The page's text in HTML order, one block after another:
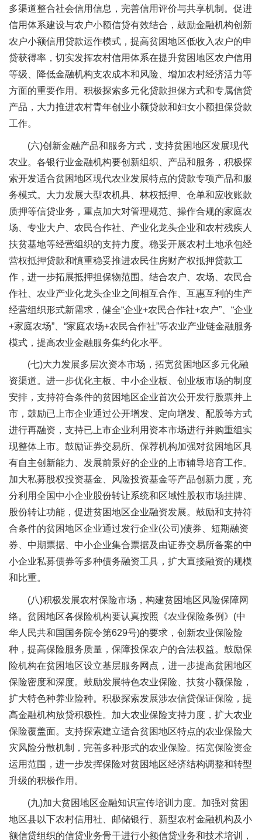
多渠道整合社会信用信息，完善信用评价与共享机制。促进
信用体系建设与农户小额信贷有效结合，鼓励金融机构创新
农户小额信用贷款运作模式，提高贫困地区低收入农户的申
贷获得率，切实发挥农村信用体系在提升贫困地区农户信用
等级、降低金融机构支农成本和风险、增加农村经济活力等
方面的重要作用。积极探索多元化贷款担保方式和专属信贷
产品，大力推进农村青年创业小额贷款和妇女小额担保贷款
工作。
(六)创新金融产品和服务方式，支持贫困地区发展现代
农业。各银行业金融机构要创新组织、产品和服务，积极探
索开发适合贫困地区现代农业发展特点的贷款专项产品和服
务模式。大力发展大型农机具、林权抵押、仓单和应收账款
质押等信贷业务，重点加大对管理规范、操作合规的家庭农
场、专业大户、农民合作社、产业化龙头企业和农村残疾人
扶贫基地等经营组织的支持力度。稳妥开展农村土地承包经
营权抵押贷款和慎重稳妥推进农民住房财产权抵押贷款工
作，进一步拓展抵押担保物范围。结合农户、农场、农民合
作社、农业产业化龙头企业之间相互合作、互惠互利的生产
经营组织形式新需求，健全“企业+农民合作社+农户”、“企业
+家庭农场”、“家庭农场+农民合作社”等农业产业链金融服务
模式，提高农业金融服务集约化水平。
(七)大力发展多层次资本市场，拓宽贫困地区多元化融
资渠道。进一步优化主板、中小企业板、创业板市场的制度
安排，支持符合条件的贫困地区企业首次公开发行股票并上
市，鼓励已上市企业通过公开增发、定向增发、配股等方式
进行再融资，支持已上市企业利用资本市场进行并购重组实
现整体上市。鼓励证券交易所、保荐机构加强对贫困地区具
有自主创新能力、发展前景好的企业的上市辅导培育工作。
加大私募股权投资基金、风险投资基金等产品创新力度，充
分利用全国中小企业股份转让系统和区域性股权市场挂牌、
股份转让功能，促进贫困地区企业融资发展。鼓励和支持符
合条件的贫困地区企业通过发行企业(公司)债券、短期融资
券、中期票据、中小企业集合票据及由证券交易所备案的中
小企业私募债券等多种债务融资工具，扩大直接融资的规模
和比重。
(八)积极发展农村保险市场，构建贫困地区风险保障网
络。贫困地区各保险机构要认真按照《农业保险条例》(中
华人民共和国国务院令第629号)的要求，创新农业保险险
种，提高保险服务质量，保障投保农户的合法权益。鼓励保
险机构在贫困地区设立基层服务网点，进一步提高贫困地区
保险密度和深度。鼓励发展特色农业保险、扶贫小额保险，
扩大特色种养业险种。积极探索发展涉农信贷保证保险，提
高金融机构放贷积极性。加大农业保险支持力度，扩大农业
保险覆盖面。支持探索建立适合贫困地区特点的农业保险大
灾风险分散机制，完善多种形式的农业保险。拓宽保险资金
运用范围，进一步发挥保险对贫困地区经济结构调整和转型
升级的积极作用。
(九)加大贫困地区金融知识宣传培训力度。加强对贫困
地区县以下农村信用社、邮储银行、新型农村金融机构及小
额信贷组织的信贷业务骨干进行小额信贷业务和技术培训，